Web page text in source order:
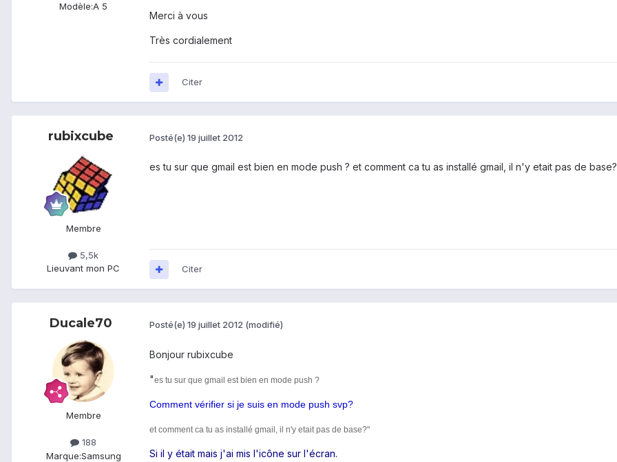
Modèle:A 5
Merci à vous
Très cordialement
Citer
rubixcube
Membre
5,5k
Lieuvant mon PC
Posté(e) 19 juillet 2012
es tu sur que gmail est bien en mode push ? et comment ca tu as installé gmail, il n'y etait pas de base?
Citer
Ducale70
Membre
188
Marque:Samsung
Posté(e) 19 juillet 2012 (modifié)
Bonjour rubixcube
"es tu sur que gmail est bien en mode push ?
Comment vérifier si je suis en mode push svp?
et comment ca tu as installé gmail, il n'y etait pas de base?"
Si il y était mais j'ai mis l'icône sur l'écran.